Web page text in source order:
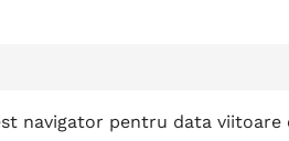
navigator pentru data viitoare